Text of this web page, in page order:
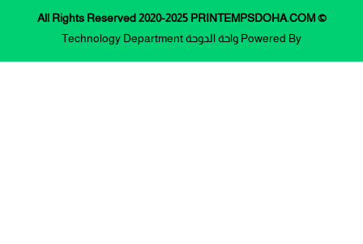
© All Rights Reserved 2020-2025 PRINTEMPSDOHA.COM
Powered By واحة الدوحة